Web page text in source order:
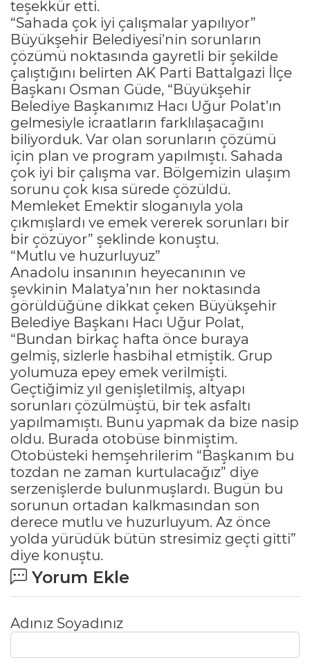
teşekkür etti.
“Sahada çok iyi çalışmalar yapılıyor”
Büyükşehir Belediyesi’nin sorunların
çözümü noktasında gayretli bir şekilde
çalıştığını belirten AK Parti Battalgazi İlçe
Başkanı Osman Güde, “Büyükşehir
Belediye Başkanımız Hacı Uğur Polat’ın
gelmesiyle icraatların farklılaşacağını
biliyorduk. Var olan sorunların çözümü
için plan ve program yapılmıştı. Sahada
çok iyi bir çalışma var. Bölgemizin ulaşım
sorunu çok kısa sürede çözüldü.
Memleket Emektir sloganıyla yola
çıkmışlardı ve emek vererek sorunları bir
bir çözüyor” şeklinde konuştu.
“Mutlu ve huzurluyuz”
Anadolu insanının heyecanının ve
şevkinin Malatya’nın her noktasında
görüldüğüne dikkat çeken Büyükşehir
Belediye Başkanı Hacı Uğur Polat,
“Bundan birkaç hafta önce buraya
gelmiş, sizlerle hasbihal etmiştik. Grup
yolumuza epey emek verilmişti.
Geçtiğimiz yıl genişletilmiş, altyapı
sorunları çözülmüştü, bir tek asfaltı
yapılmamıştı. Bunu yapmak da bize nasip
oldu. Burada otobüse binmiştim.
Otobüsteki hemşehrilerim “Başkanım bu
tozdan ne zaman kurtulacağız” diye
serzenişlerde bulunmuşlardı. Bugün bu
sorunun ortadan kalkmasından son
derece mutlu ve huzurluyum. Az önce
yolda yürüdük bütün stresimiz geçti gitti”
diye konuştu.
Yorum Ekle
Adınız Soyadınız